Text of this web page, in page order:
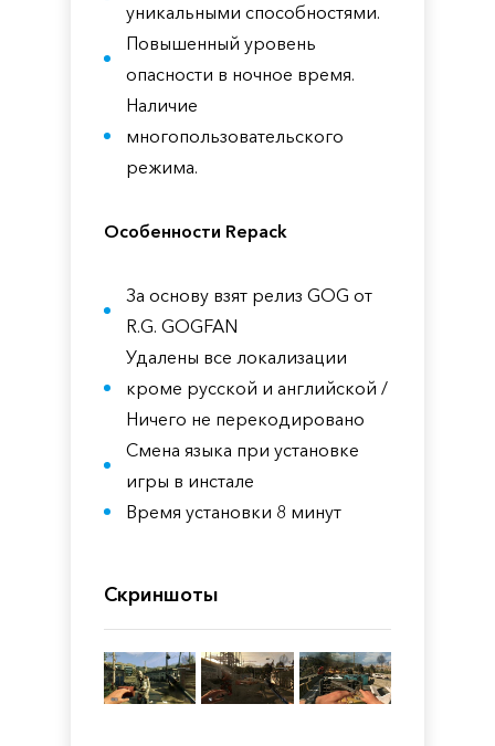
уникальными способностями.
Повышенный уровень
опасности в ночное время.
Наличие
многопользовательского
режима.
Особенности Repack
За основу взят релиз GOG от
R.G. GOGFAN
Удалены все локализации
кроме русской и английской /
Ничего не перекодировано
Смена языка при установке
игры в инстале
Время установки 8 минут
Скриншоты